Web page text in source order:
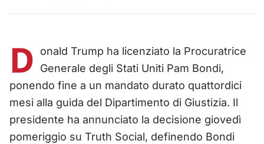
D
onald Trump ha licenziato la Procuratrice
Generale degli Stati Uniti Pam Bondi,
ponendo fine a un mandato durato quattordici
mesi alla guida del Dipartimento di Giustizia. Il
presidente ha annunciato la decisione giovedì
pomeriggio su Truth Social, definendo Bondi